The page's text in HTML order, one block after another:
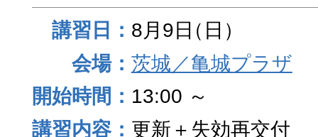
8月9日（日）
茨城／亀城プラザ
13:00 ～
更新＋失効再交付